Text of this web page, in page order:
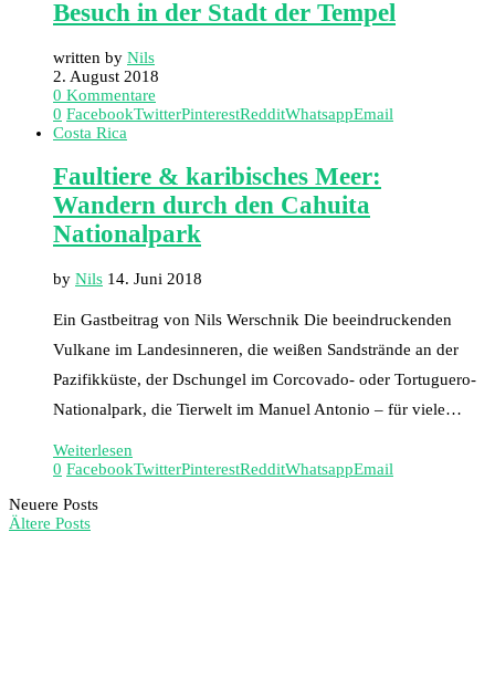
Besuch in der Stadt der Tempel
written by Nils
2. August 2018
0 Kommentare
0 FacebookTwitterPinterestRedditWhatsappEmail
Costa Rica
Faultiere & karibisches Meer:
Wandern durch den Cahuita
Nationalpark
by Nils 14. Juni 2018
Ein Gastbeitrag von Nils Werschnik Die beeindruckenden
Vulkane im Landesinneren, die weißen Sandstrände an der
Pazifikküste, der Dschungel im Corcovado- oder Tortuguero-
Nationalpark, die Tierwelt im Manuel Antonio – für viele…
Weiterlesen
0 FacebookTwitterPinterestRedditWhatsappEmail
Neuere Posts
Ältere Posts